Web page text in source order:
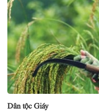
Dân tộc Giáy